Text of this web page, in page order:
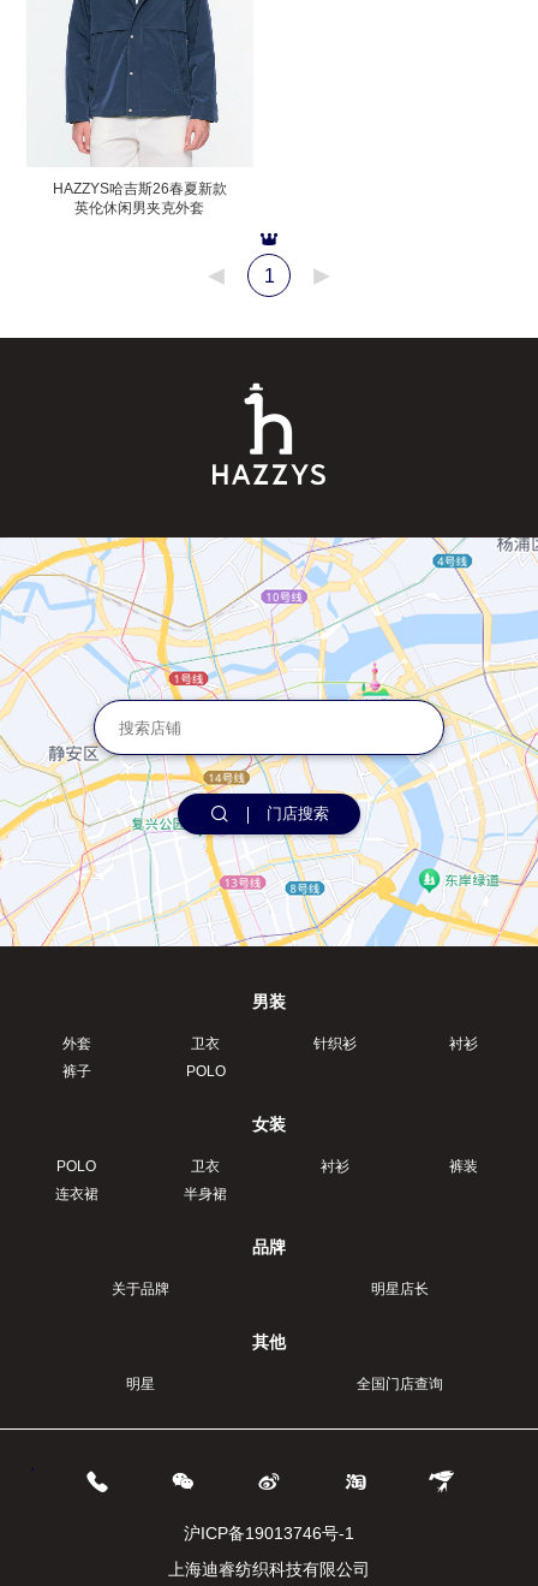
HAZZYS哈吉斯26春夏新款
英伦休闲男夹克外套
1
门店搜索
男装
外套 卫衣 针织衫
衬衫
裤子
POLO
女装
POLO 卫衣 衬衫
裤装
连衣裙
半身裙
品牌
关于品牌 明星店长
其他
明星 全国门店查询
.
沪ICP备19013746号-1
上海迪睿纺织科技有限公司